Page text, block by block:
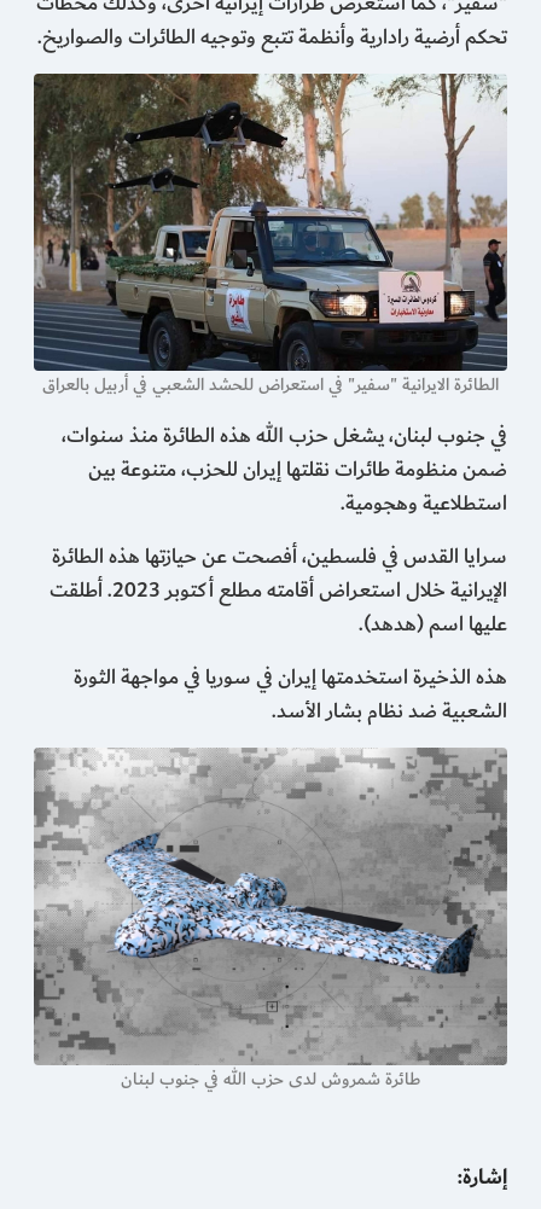
تحكم أرضية رادارية وأنظمة تتبع وتوجيه الطائرات والصواريخ.
الطائرة الايرانية "سفير" في استعراض للحشد الشعبي في أربيل بالعراق
في جنوب لبنان، يشغل حزب الله هذه الطائرة منذ سنوات،
ضمن منظومة طائرات نقلتها إيران للحزب، متنوعة بين
استطلاعية وهجومية.
سرايا القدس في فلسطين، أفصحت عن حيازتها هذه الطائرة
الإيرانية خلال استعراض أقامته مطلع أكتوبر 2023. أطلقت
عليها اسم (هدهد).
هذه الذخيرة استخدمتها إيران في سوريا في مواجهة الثورة
الشعبية ضد نظام بشار الأسد.
طائرة شمروش لدى حزب الله في جنوب لبنان
إشارة: